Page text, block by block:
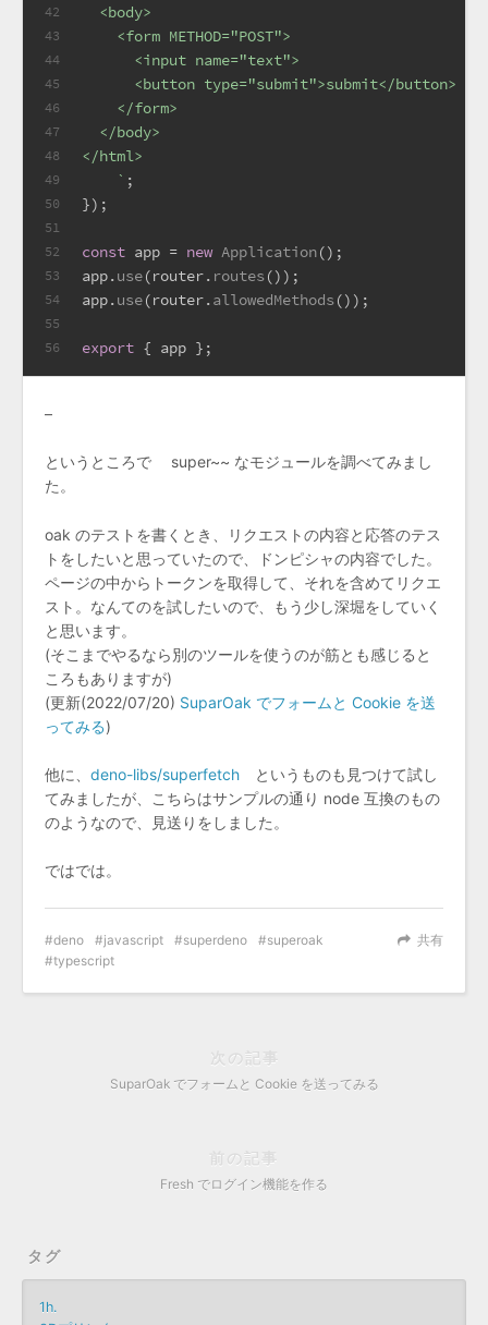
42
43
44
45
46
47
48
49
50
51
52
53
54
55
56
  <body>
    <form METHOD="POST">
      <input name="text">
      <button type="submit">submit</button>
    </form>
  </body>
</html>
    `
;
});
const app = new Application();
app.use(router. routes ());
app.use(router.allowedMethods ());
export { app };
–
というところで super~~ なモジュールを調べてみまし
た。
oak のテストを書くとき、リクエストの内容と応答のテス
トをしたいと思っていたので、ドンピシャの内容でした。
ページの中からトークンを取得して、それを含めてリクエ
スト。なんてのを試したいので、もう少し深堀をしていく
と思います。
(そこまでやるなら別のツールを使うのが筋とも感じると
ころもありますが)
(更新(2022/07/20) SuparOak でフォームと Cookie を送
ってみる)
他に、 deno-libs/superfetch というものも見つけて試し
てみましたが、こちらはサンプルの通り node 互換のもの
のようなので、見送りをしました。
ではでは。
共有
deno javascript superdeno
superoak
typescript
次の記事
SuparOak でフォームと Cookie を送ってみる
前の記事
Fresh でログイン機能を作る
タグ
1h.